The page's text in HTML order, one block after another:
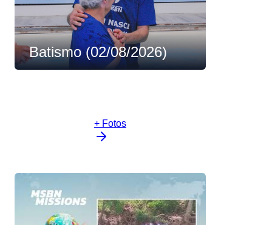
Batismo (02/08/2026)
+ Fotos